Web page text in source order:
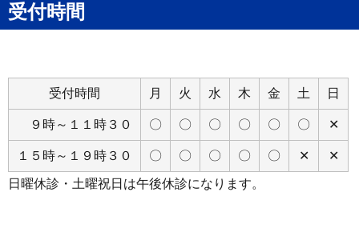
受付時間
受付時間 月 火 水 木 金 土 日
９時～１１時３０ 〇 〇 〇 〇 〇 〇 ✕
１５時～１９時３０ 〇 〇 〇 〇 〇 ✕ ✕
日曜休診・土曜祝日は午後休診になります。